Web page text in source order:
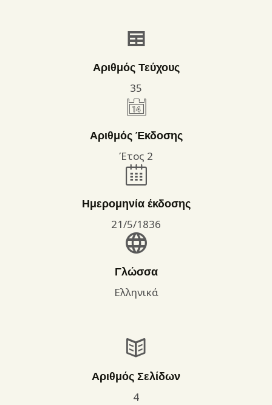
Αριθμός Τεύχους
35
Αριθμός Έκδοσης
Έτος 2
Ημερομηνία έκδοσης
21/5/1836
Γλώσσα
Ελληνικά
Αριθμός Σελίδων
4